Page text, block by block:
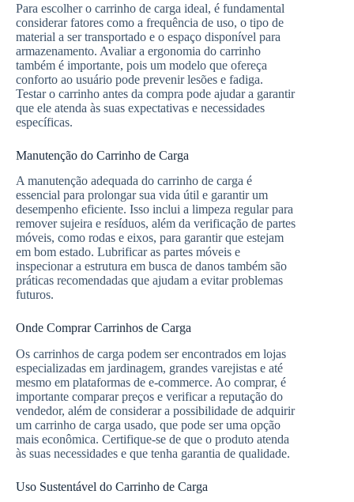
Para escolher o carrinho de carga ideal, é fundamental
considerar fatores como a frequência de uso, o tipo de
material a ser transportado e o espaço disponível para
armazenamento. Avaliar a ergonomia do carrinho
também é importante, pois um modelo que ofereça
conforto ao usuário pode prevenir lesões e fadiga.
Testar o carrinho antes da compra pode ajudar a garantir
que ele atenda às suas expectativas e necessidades
específicas.
Manutenção do Carrinho de Carga
A manutenção adequada do carrinho de carga é
essencial para prolongar sua vida útil e garantir um
desempenho eficiente. Isso inclui a limpeza regular para
remover sujeira e resíduos, além da verificação de partes
móveis, como rodas e eixos, para garantir que estejam
em bom estado. Lubrificar as partes móveis e
inspecionar a estrutura em busca de danos também são
práticas recomendadas que ajudam a evitar problemas
futuros.
Onde Comprar Carrinhos de Carga
Os carrinhos de carga podem ser encontrados em lojas
especializadas em jardinagem, grandes varejistas e até
mesmo em plataformas de e-commerce. Ao comprar, é
importante comparar preços e verificar a reputação do
vendedor, além de considerar a possibilidade de adquirir
um carrinho de carga usado, que pode ser uma opção
mais econômica. Certifique-se de que o produto atenda
às suas necessidades e que tenha garantia de qualidade.
Uso Sustentável do Carrinho de Carga